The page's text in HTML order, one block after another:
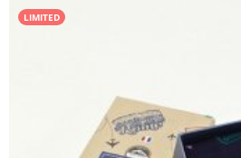
LIMITED